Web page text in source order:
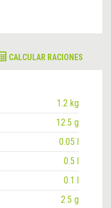
CALCULAR RACIONES
1.2 kg
12.5 g
0.05 l
0.5 l
0.1 l
2.5 g